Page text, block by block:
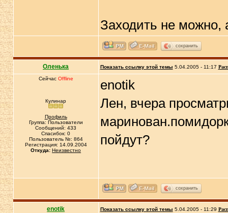
Заходить не можно,
сохранить
Оленька Показать ссылку этой темы 5.04.2005 - 11:17
Сейчас Offline
Кулинар
Профиль
Группа: Пользователи
Сообщений: 433
Спасибок: 0
Пользователь №: 864
Регистрация: 14.09.2004
Откуда: Неизвестно
enotik
Лен, вчера
пойдут?
сохранить
enotik Показать ссылку этой темы 5.04.2005 - 11:29